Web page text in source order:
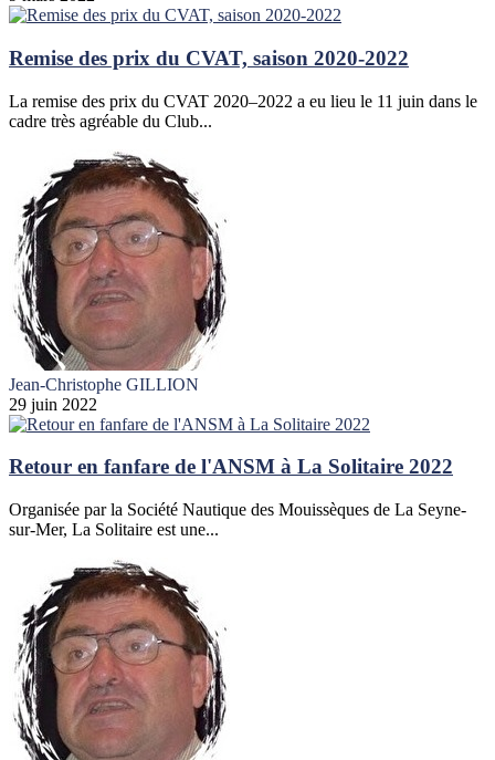
Remise des prix du CVAT, saison 2020-2022
La remise des prix du CVAT 2020–2022 a eu lieu le 11 juin dans le
cadre très agréable du Club...
Jean-Christophe GILLION
29 juin 2022
Retour en fanfare de l'ANSM à La Solitaire 2022
Organisée par la Société Nautique des Mouissèques de La Seyne-
sur-Mer, La Solitaire est une...